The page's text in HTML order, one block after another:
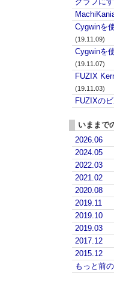
Cygwinを
(19.11.09)
Cygwinを
(19.11.07)
FUZIX
(19.11.03)
FUZIXの
いままで
2026.06
2024.05
2022.03
2021.02
2020.08
2019.11
2019.10
2019.03
2017.12
2015.12
もっと前